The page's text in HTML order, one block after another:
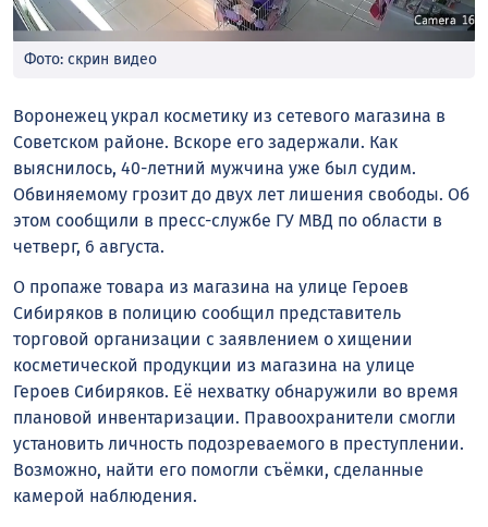
Фото: скрин видео
Воронежец украл косметику из сетевого магазина в
Советском районе. Вскоре его задержали. Как
выяснилось, 40-летний мужчина уже был судим.
Обвиняемому грозит до двух лет лишения свободы. Об
этом сообщили в пресс-службе ГУ МВД по области в
четверг, 6 августа.
О пропаже товара из магазина на улице Героев
Сибиряков в полицию сообщил представитель
торговой организации с заявлением о хищении
косметической продукции из магазина на улице
Героев Сибиряков. Её нехватку обнаружили во время
плановой инвентаризации. Правоохранители смогли
установить личность подозреваемого в преступлении.
Возможно, найти его помогли съёмки, сделанные
камерой наблюдения.